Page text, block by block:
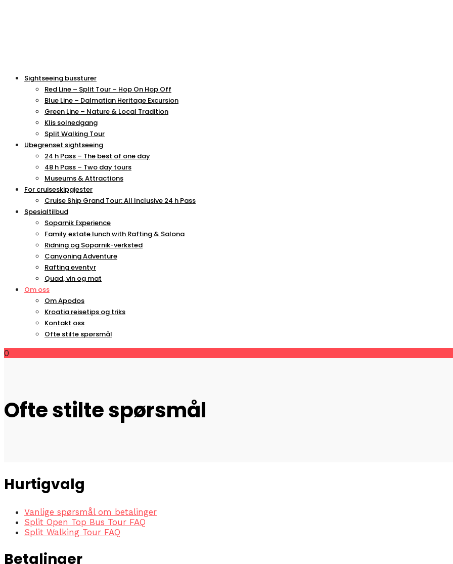
Sightseeing bussturer
Red Line – Split Tour – Hop On Hop Off
Blue Line – Dalmatian Heritage Excursion
Green Line – Nature & Local Tradition
Klis solnedgang
Split Walking Tour
Ubegrenset sightseeing
24 h Pass – The best of one day
48 h Pass – Two day tours
Museums & Attractions
For cruiseskipgjester
Cruise Ship Grand Tour: All Inclusive 24 h Pass
Spesialtilbud
Soparnik Experience
Family estate lunch with Rafting & Salona
Ridning og Soparnik-verksted
Canyoning Adventure
Rafting eventyr
Quad, vin og mat
Om oss
Om Apodos
Kroatia reisetips og triks
Kontakt oss
Ofte stilte spørsmål
0
Ofte stilte spørsmål
Hurtigvalg
Vanlige spørsmål om betalinger
Split Open Top Bus Tour FAQ
Split Walking Tour FAQ
Betalinger